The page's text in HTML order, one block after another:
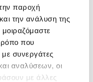
παροχή
την ανάλυση της
που
με συνεργάτες
αναλύσεων, οι
με άλλες